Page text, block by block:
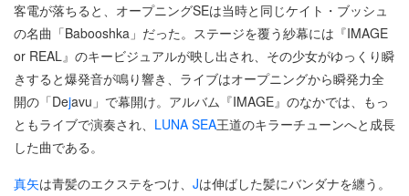
客電が落ちると、オープニングSEは当時と同じケイト・ブッシュ
の名曲「Babooshka」だった。ステージを覆う紗幕には『IMAGE
or REAL』のキービジュアルが映し出され、その少女がゆっくり瞬
きすると爆発音が鳴り響き、ライブはオープニングから瞬発力全
開の「Dejavu」で幕開け。アルバム『IMAGE』のなかでは、もっ
ともライブで演奏され、 LUNA SEA王道のキラーチューンへと成長
した曲である。
真矢は青髪のエクステをつけ、 Jは伸ばした髪にバンダナを纏う。